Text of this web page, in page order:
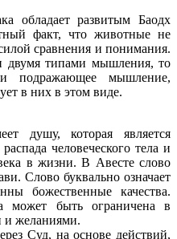
обладает развитым Баодх
факт, что животные не
сравнения и понимания.
двумя типами мышления, то
подражающее мышление,
в них в этом виде.
душу, которая является
человеческого тела и
в жизни. В Авесте слово
Слово буквально означает
божественные качества.
быть ограничена в
и желаниями.
Суд, на основе действий,